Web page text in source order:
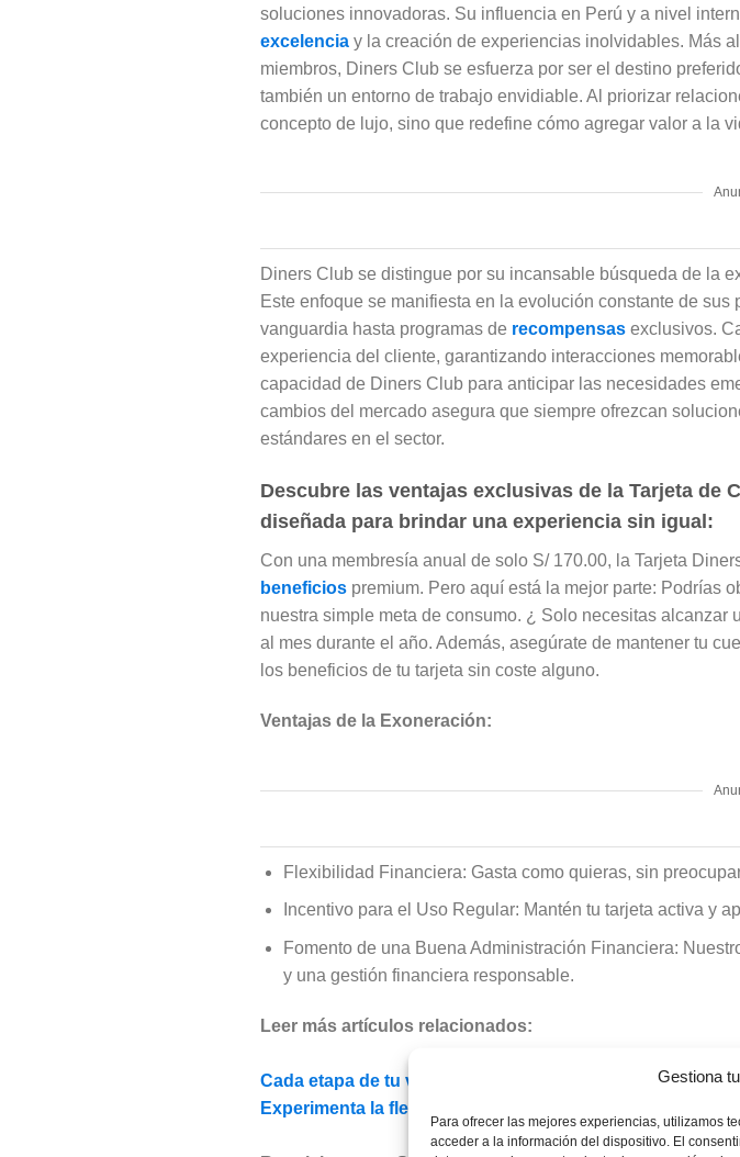
Gestiona
Para ofrecer las mejores experiencias, utilizamos
acceder a la información del dispositivo. El
soluciones innovadoras. Su influencia en Perú y a nivel
excelencia y la creación de experiencias inolvidables. Más
miembros, Diners Club se esfuerza por ser el destino
también un entorno de trabajo envidiable. Al priorizar
concepto de lujo, sino que redefine cómo agregar valor a la
Diners Club se distingue por su incansable búsqueda de la
Este enfoque se manifiesta en la evolución constante de
vanguardia hasta programas de recompensas exclusivos.
experiencia del cliente, garantizando interacciones
capacidad de Diners Club para anticipar las necesidades
cambios del mercado asegura que siempre ofrezcan
estándares en el sector.
Descubre las ventajas exclusivas de la Tarjeta de
diseñada para brindar una experiencia sin igual:
Con una membresía anual de solo S/ 170.00, la Tarjeta
beneficios premium. Pero aquí está la mejor parte: Podrías
nuestra simple meta de consumo. ¿ Solo necesitas
al mes durante el año. Además, asegúrate de mantener tu
los beneficios de tu tarjeta sin coste alguno.
Ventajas de la Exoneración:
Flexibilidad Financiera: Gasta como quieras, sin
Incentivo para el Uso Regular: Mantén tu tarjeta activa y
Fomento de una Buena Administración Financiera:
y una gestión financiera responsable.
Leer más artículos relacionados:
Cada etapa de tu vida merece un préstamo personal
Experimenta la flexibilidad financiera con préstamos que